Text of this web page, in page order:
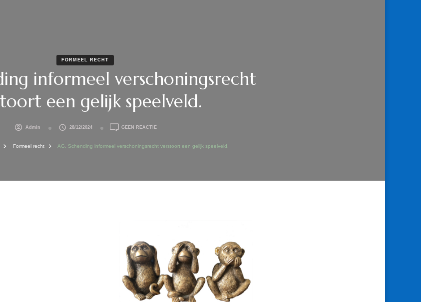
FORMEEL RECHT
informeel verschoningsrecht
een gelijk speelveld.
Admin 28/12/2024 GEEN REACTIEOP
INFORMEEL
Formeel recht AG. Schending informeel verschoningsrecht verstoort een gelijk speelveld.